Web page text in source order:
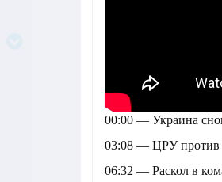
00:00 — Украина
03:08 — ЦРУ против
06:32 — Раскол в